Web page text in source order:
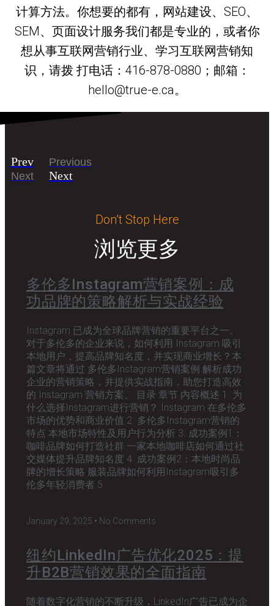
计算方法。你想要的都有，网站建设、SEO、
SEM、页面设计服务我们都是专业的，或者你
想从事互联网营销行业、学习互联网营销知
识，请拨 打电话：416-878-0880；邮箱：
hello@true-e.ca。
Prev
Previous
Next
Next
Don’t Stop Here
浏览更多
多伦多Instagram营销案例：成
功品牌的策略解析与实战经验
Instagram 已成为全球品牌营销的重要平台之一。
对于多伦多的企业来说，如何利用 Instagram 吸引
本地用户，提高品牌知名度，并实现商业增长？本
篇文章将通过 多伦多Instagram营销案例 解析成功
企业的营销策略，并提供实战指南，助您打造高效
的 Instagram 营销方案。 目录 章节 内容概述 1. 为
什么选择Instagram进行营销？ Instagram 在多伦多
市场的优势和商业价值 2. 多伦多Instagram营销的
特点 本地市场特性及用户行为分析 3. 成功案例1：
咖啡品牌如何打造社群 一家本地咖啡店如何通过社
交媒体提升品牌知名度 4. 成功案例2：本地时尚品
牌的增长策略 服装品牌如何利用Instagram吸引多
伦多年轻消费者 5.
January 29, 2025 No Comments
纽约LinkedIn广告优化2025：提
升B2B营销效果的全面指南
随着数字化营销的不断升级，LinkedIn广告已成为企